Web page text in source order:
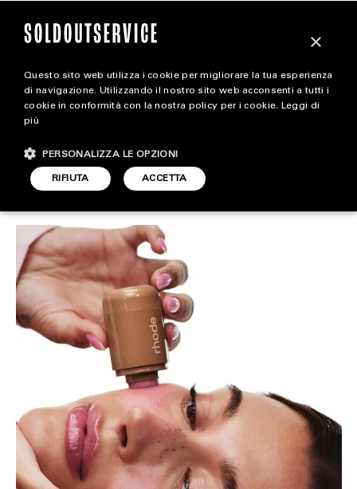
magazine
STYLE
FOOTWEAR
ACCESSORIES
Hailey Bieber lancia il
“Pocket Blush” di Rhode
ACCESSORIES
14 GIUGNO 2024
×
Questo sito web utilizza i cookie per migliorare la tua esperienza
di navigazione. Utilizzando il nostro sito web acconsenti a tutti i
cookie in conformità con la nostra policy per i cookie. Leggi di
più
ACCETTA
RIFIUTA
PERSONALIZZA LE OPZIONI